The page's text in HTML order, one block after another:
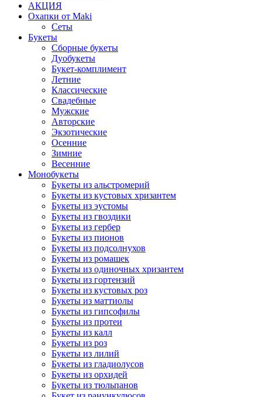
АКЦИЯ
Охапки от Maki
Сеты
Букеты
Сборные букеты
Дуобукеты
Букет-комплимент
Летние
Классические
Свадебные
Мужские
Авторские
Экзотические
Осенние
Зимние
Весенние
Монобукеты
Букеты из альстромерий
Букеты из кустовых хризантем
Букеты из эустомы
Букеты из гвоздики
Букеты из гербер
Букеты из пионов
Букеты из подсолнухов
Букеты из ромашек
Букеты из одиночных хризантем
Букеты из гортензий
Букеты из кустовых роз
Букеты из маттиолы
Букеты из гипсофилы
Букеты из протеи
Букеты из калл
Букеты из роз
Букеты из лилий
Букеты из гладиолусов
Букеты из орхидей
Букеты из тюльпанов